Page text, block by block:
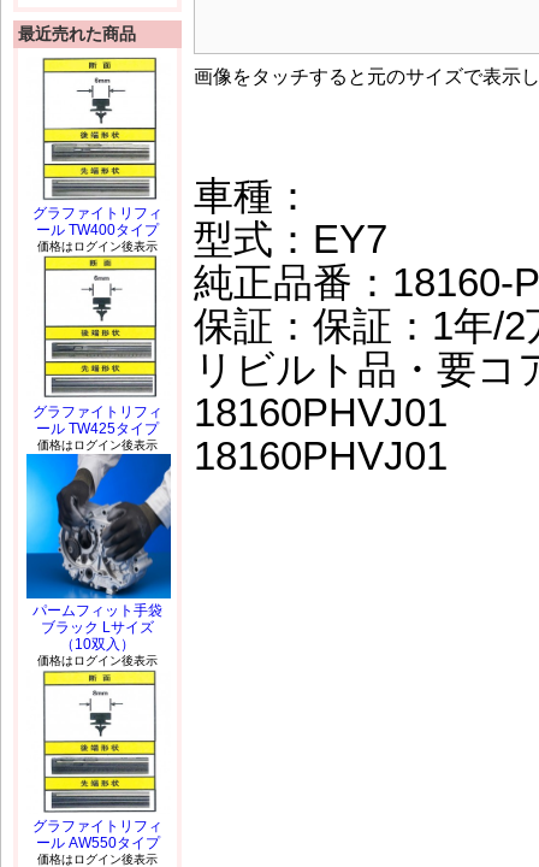
画像をタッチすると元のサイズで表示
車種：
型式：EY7
純正品番：18160-
保証：保証：1年/2
リビルト品・要コ
18160PHVJ01
18160PHVJ01
最近売れた商品
グラファイトリフィ
ール TW400タイプ
価格はログイン後表示
グラファイトリフィ
ール TW425タイプ
価格はログイン後表示
パームフィット手袋
ブラック Lサイズ
（10双入）
価格はログイン後表示
グラファイトリフィ
ール AW550タイプ
価格はログイン後表示